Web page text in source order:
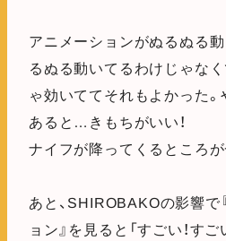
アニメーションがぬるぬる
るぬる動いてるわけじゃな
ゃ効いててそれもよかった
あると…きもちがいい！
ナイフが降ってくるところ
あと、SHIROBAKOの影響で
ョン』を見ると「すごい！すご